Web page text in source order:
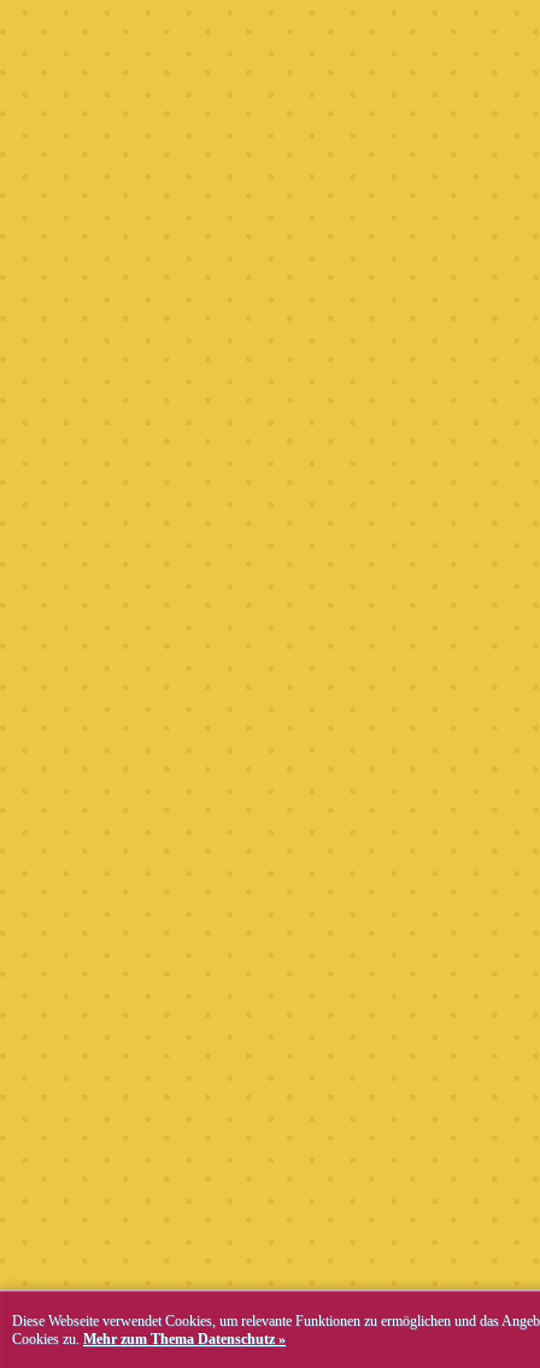
Diese Webseite verwendet Cookies, um relevante Funktionen zu ermöglichen und das
Cookies zu. Mehr zum Thema Datenschutz »